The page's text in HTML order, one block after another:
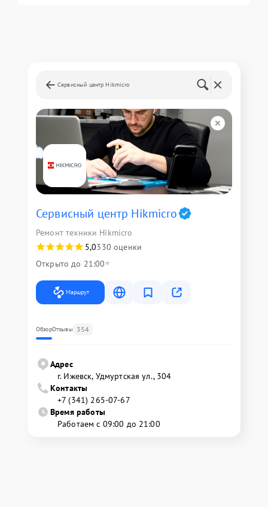
Сервисный центр Hikmicro
Сервисный центр Hikmicro
Ремонт техники Hikmicro
5,0330 оценки
Открыто до 21:00
Маршрут
ОбзорОтзывы 354
Адрес
г. Ижевск, Удмуртская ул., 304
Контакты
+7 (341) 265-07-67
Время работы
Работаем с 09:00 до 21:00